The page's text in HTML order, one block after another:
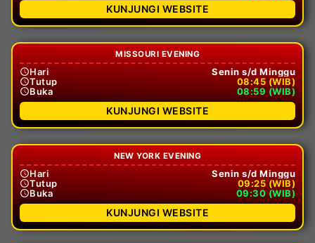
KUNJUNGI WEBSITE
MISSOURI EVENING
Hari
Senin s/d Minggu
Tutup
08:45 (WIB)
Buka
08:59 (WIB)
KUNJUNGI WEBSITE
NEW YORK EVENING
Hari
Senin s/d Minggu
Tutup
09:25 (WIB)
Buka
09:30 (WIB)
KUNJUNGI WEBSITE